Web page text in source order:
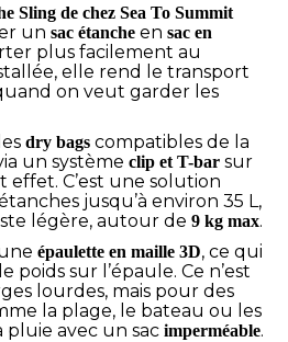
Sling de chez Sea To Summit
un sac étanche en sac en
plus facilement au
elle rend le transport
on veut garder les
dry bags compatibles de la
un système clip et T-bar sur
effet. C’est une solution
jusqu’à environ 35 L,
légère, autour de 9 kg max.
épaulette en maille 3D, ce qui
poids sur l’épaule. Ce n’est
lourdes, mais pour des
la plage, le bateau ou les
pluie avec un sac imperméable.